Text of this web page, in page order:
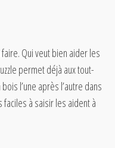
Qui veut bien aider les
permet déjà aux tout-
l’une après l’autre dans
à saisir les aident à